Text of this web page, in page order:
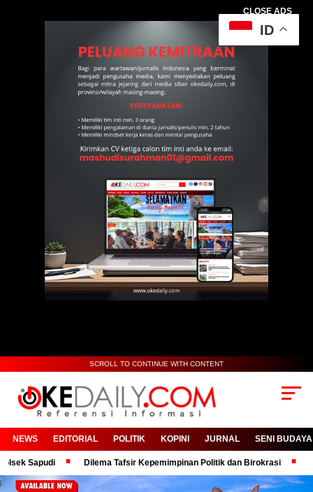
CLOSE ADS
SCROLL TO CONTINUE WITH CONTENT
NEWS EDITORIAL POLITIK KOPINI JURNAL SENI BUDAYA
Dilema Tafsir Kepemimpinan Politik dan Birokrasi Bangga! KPRI
ID